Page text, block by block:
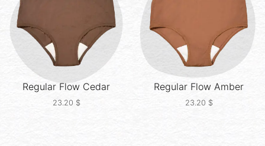
Regular Flow Cedar
23.20 $
Regular Flow Amber
23.20 $